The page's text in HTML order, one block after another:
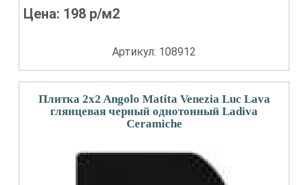
Цена: 198 р/м2
Артикул: 108912
Плитка 2x2 Angolo Matita Venezia Luc Lava
глянцевая черный однотонный Ladiva
Сeramiche